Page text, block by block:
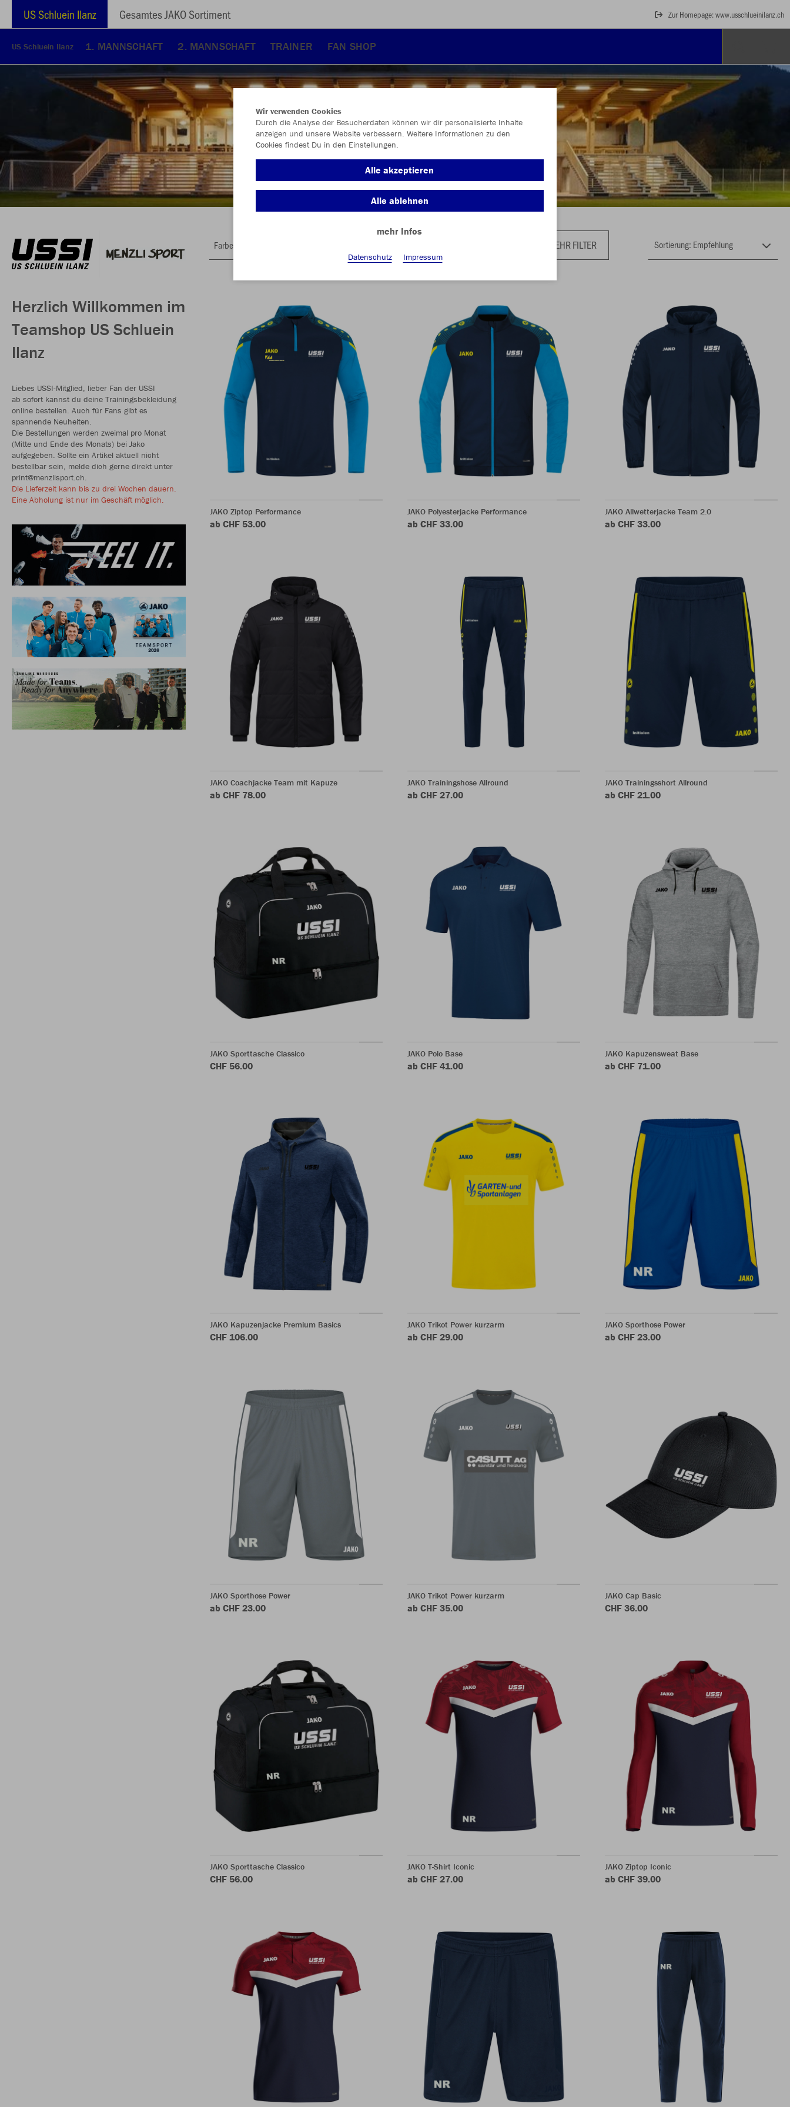
US Schluein Ilanz Gesamtes JAKO Sortiment Zur Homepage: www.usschlueinilanz.ch
US Schluein Ilanz 1. MANNSCHAFT 2. MANNSCHAFT TRAINER FAN SHOP
Herzlich Willkommen im
Teamshop US Schluein
Ilanz
Liebes USSI-Mitglied, lieber Fan der USSI
ab sofort kannst du deine Trainingsbekleidung
online bestellen. Auch für Fans gibt es
spannende Neuheiten.
Die Bestellungen werden zweimal pro Monat
(Mitte und Ende des Monats) bei Jako
aufgegeben. Sollte ein Artikel aktuell nicht
bestellbar sein, melde dich gerne direkt unter
print@menzlisport.ch.
Die Lieferzeit kann bis zu drei Wochen dauern.
Eine Abholung ist nur im Geschäft möglich.
Farbe MEHR FILTER
JAKO Ziptop Performance
ab CHF 53.00
JAKO Polyesterjacke Performance
ab CHF 33.00
JAKO Allwetterjacke Team 2.0
ab CHF 33.00
JAKO Coachjacke Team mit Kapuze
ab CHF 78.00
JAKO Trainingshose Allround
ab CHF 27.00
JAKO Trainingsshort Allround
ab CHF 21.00
JAKO Sporttasche Classico
CHF 56.00
JAKO Polo Base
ab CHF 41.00
JAKO Kapuzensweat Base
ab CHF 71.00
JAKO Kapuzenjacke Premium Basics
CHF 106.00
JAKO Trikot Power kurzarm
ab CHF 29.00
JAKO Sporthose Power
ab CHF 23.00
JAKO Sporthose Power
ab CHF 23.00
JAKO Trikot Power kurzarm
ab CHF 35.00
JAKO Cap Basic
CHF 36.00
JAKO Sporttasche Classico
CHF 56.00
JAKO T-Shirt Iconic
ab CHF 27.00
JAKO Ziptop Iconic
ab CHF 39.00
Wir verwenden Cookies
Durch die Analyse der Besucherdaten können wir dir personalisierte Inhalte
anzeigen und unsere Website verbessern. Weitere Informationen zu den
Cookies findest Du in den Einstellungen.
Alle akzeptieren
Alle ablehnen
mehr Infos
Datenschutz Impressum